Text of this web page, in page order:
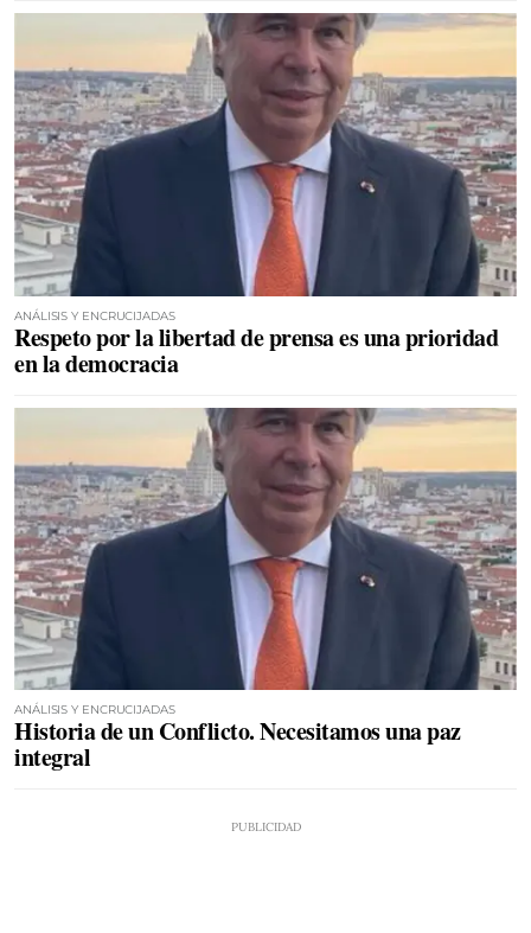
ANÁLISIS Y ENCRUCIJADAS
Respeto por la libertad de prensa es una prioridad
en la democracia
ANÁLISIS Y ENCRUCIJADAS
Historia de un Conflicto. Necesitamos una paz
integral